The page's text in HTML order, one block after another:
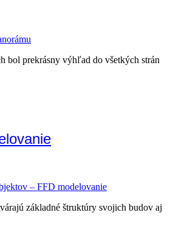
bol prekrásny výhľad do všetkých strán
– FFD modelovanie
základné štruktúry svojich budov aj